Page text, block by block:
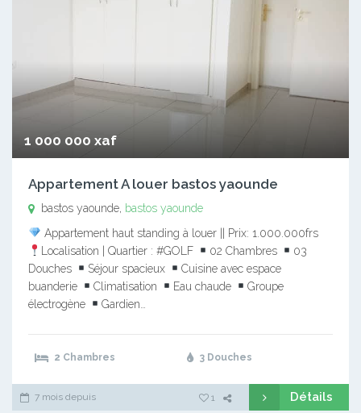
1 000 000 xaf
Appartement A louer bastos yaounde
bastos yaounde, bastos yaounde
Appartement haut standing à louer || Prix: 1.000.000frs
Localisation | Quartier : #GOLF
02 Chambres
03
Douches
Séjour spacieux
Cuisine avec espace
buanderie
Climatisation Eau chaude
Groupe
électrogène
Gardien…
2 Chambres 3 Douches
7 mois depuis 1 Détails